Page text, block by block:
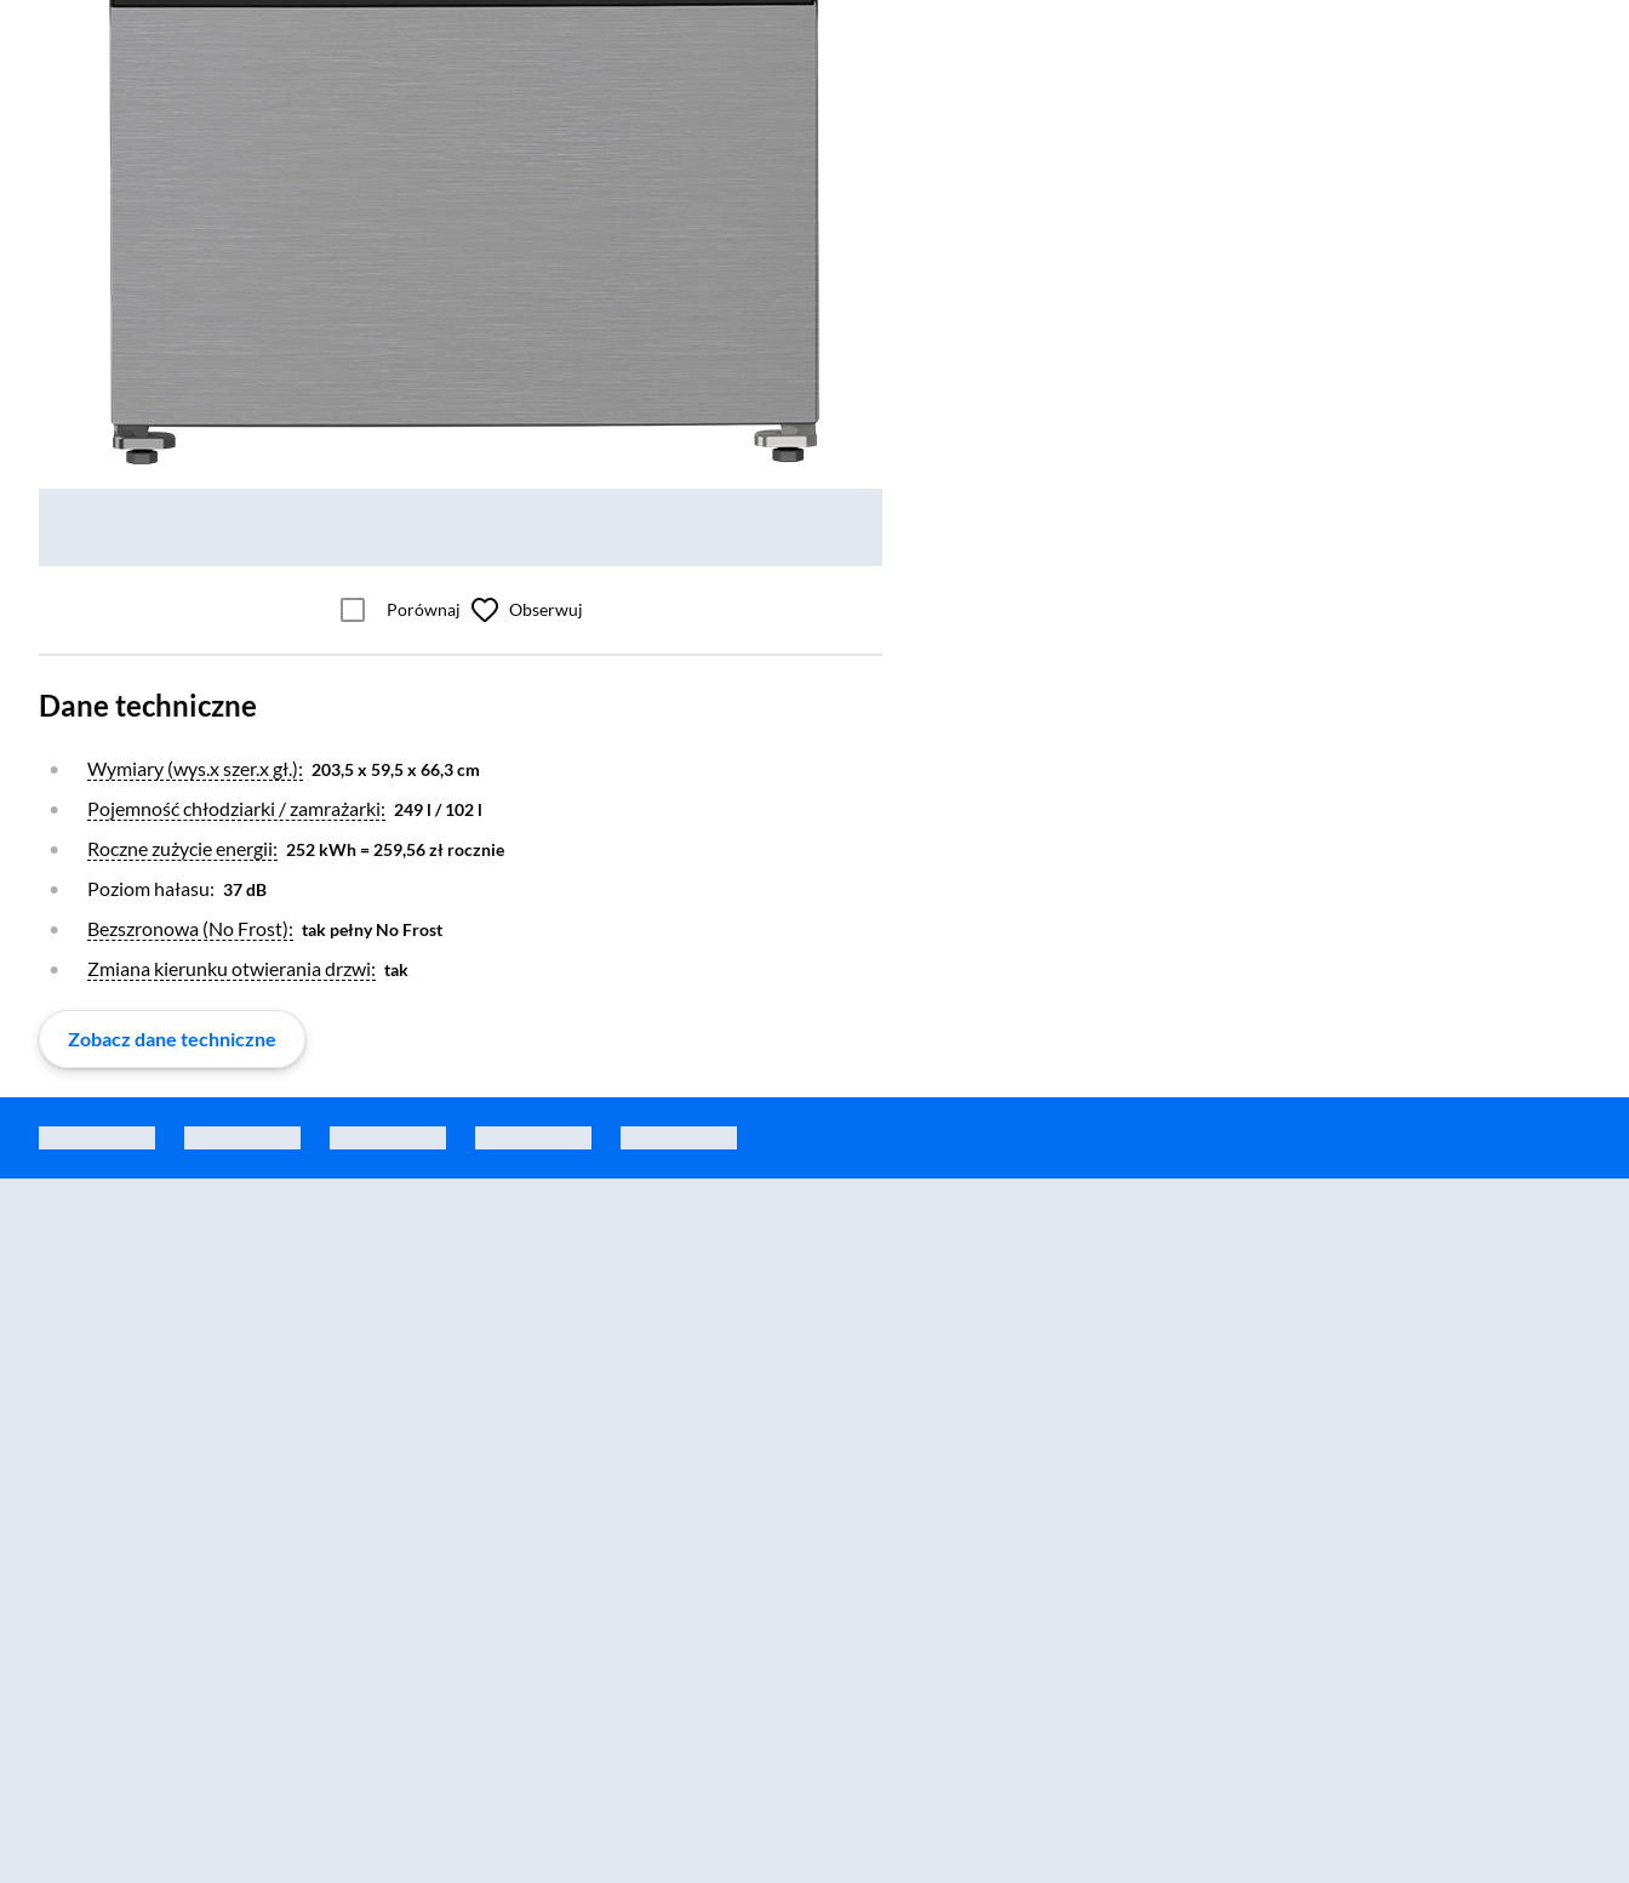
Porównaj Obserwuj
Dane techniczne
Otwórz warstwę
Wymiary (wys.x szer.x gł.): 203,5 x 59,5 x 66,3 cm
Otwórz warstwę
Pojemność chłodziarki / zamrażarki: 249 l / 102 l
Otwórz warstwę
Roczne zużycie energii: 252 kWh = 259,56 zł rocznie
Poziom hałasu: 37 dB
Otwórz warstwę
Bezszronowa (No Frost): tak pełny No Frost
Otwórz warstwę
Zmiana kierunku otwierania drzwi: tak
Zobacz dane techniczne